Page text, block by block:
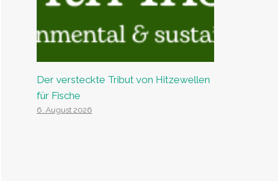
Der versteckte Tribut von Hitzewellen
für Fische
6. August 2026